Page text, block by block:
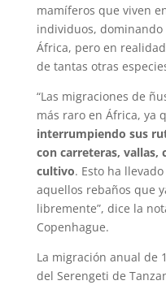
mamíferos que viven
individuos,
África, pero en
de tantas otras
“Las migraciones de
más raro en África, ya
interrumpiendo sus
con carreteras, vallas,
cultivo. Esto ha
aquellos rebaños que
libremente”, dice la
Copenhague.
La migración anual de
del Serengeti de